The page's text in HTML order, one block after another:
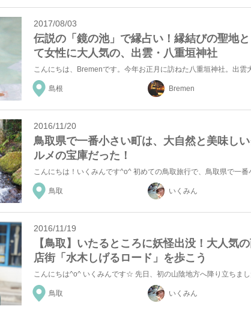
2017/08/03
伝説の「鏡の池」で縁占い！縁結びの聖地と
て女性に大人気の、出雲・八重垣神社
島根 Bremen
2016/11/20
鳥取県で一番小さい町は、大自然と美味し
ルメの宝庫だった！
鳥取 いくみん
2016/11/19
【鳥取】いたるところに妖怪出没！大人気
店街「水木しげるロード」を歩こう
鳥取 いくみん